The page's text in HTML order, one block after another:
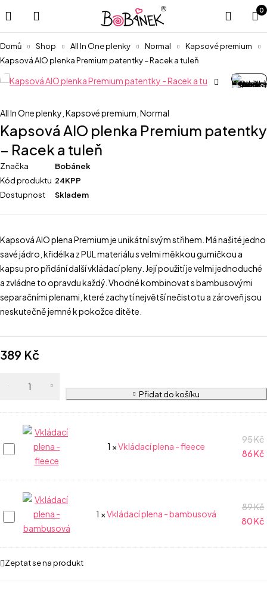
0
Domů Shop All In One plenky Normal
Kapsové premium
Kapsová AIO plenka Premium patentky – Racek a tuleň
All In One plenky Kapsové premium Normal
Kapsová AIO plenka Premium patentky
– Racek a tuleň
Značka
Bobánek
Kód produktu 24KPP
Dostupnost
Skladem
Kapsová AIO plena Premium je unikátní svým střihem. Má našité jedno
savé jádro, křidélka z PUL materiálu s velmi měkkou gumičkou a
kapsu pro přidání další vkládací pleny. Její použití je velmi jednoduché
a zvládne to opravdu každý. Vhodné kombinovat s bambusovými
separačními plenami, které zachytí největší nečistotu a zároveň jsou
neskutečně jemné k pokožce dítěte.
389 Kč
Přidat do košíku
plena
fleece
1 ×Vkládací plena - fleece
95Kč
86Kč
plena
bambusová
1 ×Vkládací plena - bambusová
89Kč
80Kč
Zeptat se na produkt